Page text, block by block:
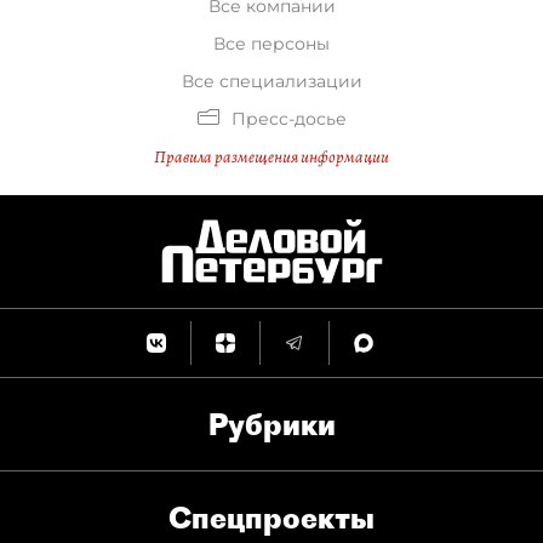
Все компании
Все персоны
Все специализации
Пресс-досье
Правила размещения информации
Рубрики
Спец­проекты